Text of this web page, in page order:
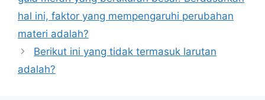
hal ini, faktor yang mempengaruhi perubahan
materi adalah?
Berikut ini yang tidak termasuk larutan
adalah?